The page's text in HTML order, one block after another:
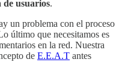
usuarios.
un problema con el proceso
último que necesitamos es
en la red. Nuestra
de E.E.A.T antes